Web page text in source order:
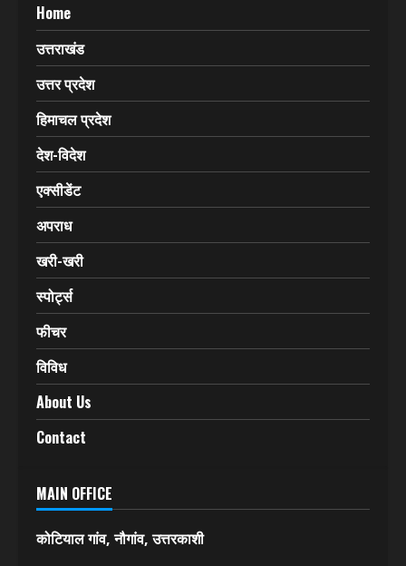
Home
उत्तराखंड
उत्तर प्रदेश
हिमाचल प्रदेश
देश-विदेश
एक्सीडेंट
अपराध
खरी-खरी
स्पोर्ट्स
फीचर
विविध
About Us
Contact
MAIN OFFICE
कोटियाल गांव, नौगांव, उत्तरकाशी